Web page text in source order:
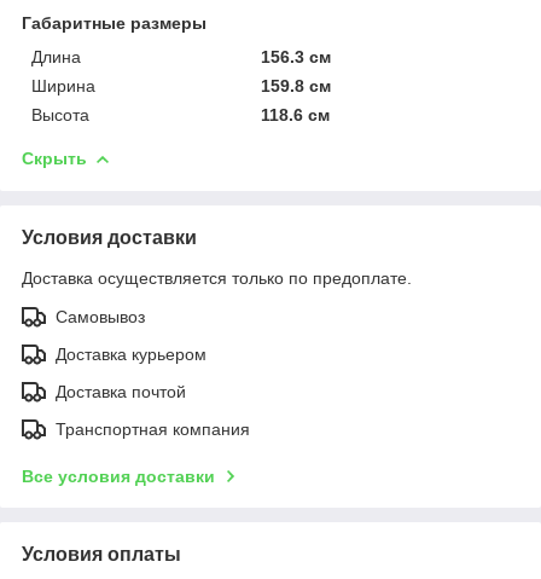
Габаритные размеры
Длина
156.3 см
Ширина
159.8 см
Высота
118.6 см
Скрыть
Условия доставки
Доставка осуществляется только по предоплате.
Самовывоз
Доставка курьером
Доставка почтой
Транспортная компания
Все условия доставки
Условия оплаты